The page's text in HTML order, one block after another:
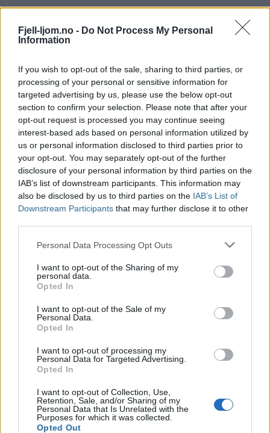
Fjell-ljom.no - Do Not Process My Personal
Information
If you wish to opt-out of the sale, sharing to third parties, or
processing of your personal or sensitive information for
targeted advertising by us, please use the below opt-out
section to confirm your selection. Please note that after your
opt-out request is processed you may continue seeing
interest-based ads based on personal information utilized by
us or personal information disclosed to third parties prior to
your opt-out. You may separately opt-out of the further
disclosure of your personal information by third parties on the
IAB’s list of downstream participants. This information may
also be disclosed by us to third parties on the IAB’s List of
Downstream Participants that may further disclose it to other
Personal Data Processing Opt Outs
I want to opt-out of the Sharing of my
personal data.
Opted In
I want to opt-out of the Sale of my
Personal Data.
Opted In
I want to opt-out of processing my
Personal Data for Targeted Advertising.
Opted In
I want to opt-out of Collection, Use,
Retention, Sale, and/or Sharing of my
Personal Data that Is Unrelated with the
Purposes for which it was collected.
Opted Out